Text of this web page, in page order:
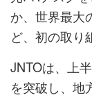
か、世界最大
ど、初の取り
JNTOは、上
を突破し、地